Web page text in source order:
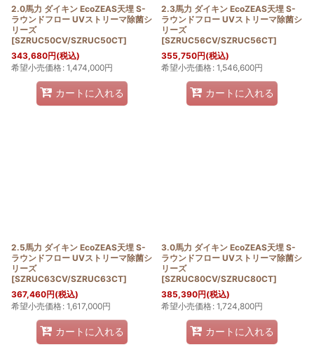
2.0馬力 ダイキン EcoZEAS天埋 S-
ラウンドフロー UVストリーマ除菌シ
リーズ
[SZRUC50CV/SZRUC50CT]
343,680円(税込)
希望小売価格: 1,474,000円
カートに入れる
2.3馬力 ダイキン EcoZEAS天埋 S-
ラウンドフロー UVストリーマ除菌シ
リーズ
[SZRUC56CV/SZRUC56CT]
355,750円(税込)
希望小売価格: 1,546,600円
カートに入れる
2.5馬力 ダイキン EcoZEAS天埋 S-
ラウンドフロー UVストリーマ除菌シ
リーズ
[SZRUC63CV/SZRUC63CT]
367,460円(税込)
希望小売価格: 1,617,000円
カートに入れる
3.0馬力 ダイキン EcoZEAS天埋 S-
ラウンドフロー UVストリーマ除菌シ
リーズ
[SZRUC80CV/SZRUC80CT]
385,390円(税込)
希望小売価格: 1,724,800円
カートに入れる